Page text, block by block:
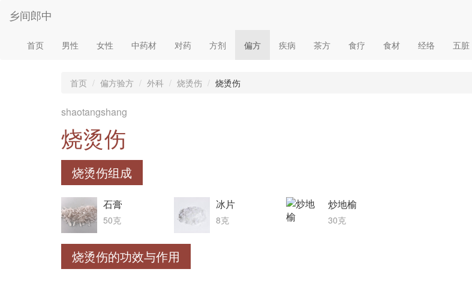
乡间郎中
首页 男性 女性 中药材 对药 方剂 偏方 疾病 茶方 食疗 食材 经络 五脏
首页 偏方验方 外科 烧烫伤 烧烫伤
shaotangshang
烧烫伤
烧烫伤组成
石膏
50克
冰片
8克
炒地榆
30克
烧烫伤的功效与作用